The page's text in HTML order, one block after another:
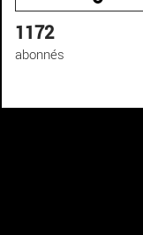
1172
abonnés